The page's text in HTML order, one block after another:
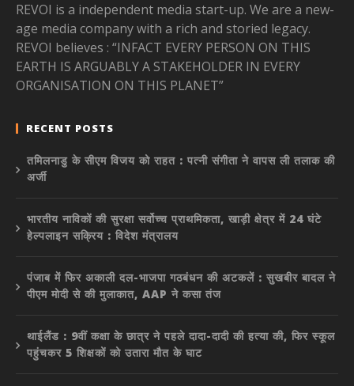
REVOI is a independent media start-up. We are a new-
age media company with a rich and storied legacy.
REVOI believes : “INFACT EVERY PERSON ON THIS
EARTH IS ARGUABLY A STAKEHOLDER IN EVERY
ORGANISATION ON THIS PLANET”
RECENT POSTS
तमिलनाडु के सीएम विजय को राहत : पत्नी संगीता ने वापस ली तलाक की
अर्जी
भारतीय नाविकों की सुरक्षा सर्वोच्च प्राथमिकता, खाड़ी क्षेत्र में 24 घंटे
हेल्पलाइन सक्रिय : विदेश मंत्रालय
पंजाब में फिर अकाली दल-भाजपा गठबंधन की अटकलें : सुखबीर बादल ने
पीएम मोदी से की मुलाकात, AAP ने कसा तंज
थाईलैंड : 9वीं कक्षा के छात्र ने पहले दादा-दादी की हत्या की, फिर स्कूल
पहुंचकर 5 शिक्षकों को उतारा मौत के घाट